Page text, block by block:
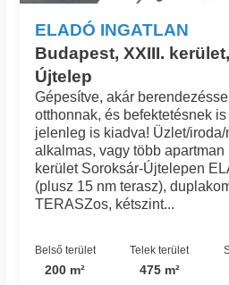
ELADÓ INGATLAN
Budapest, XXIII.
Újtelep
Gépesítve, akár
otthonnak, és befektetésnek
jelenleg is kiadva! Üzlet/
alkalmas, vagy több apartman
kerület Soroksár-Újtelepen
(plusz 15 nm terasz),
TERASZos, kétszint...
Belső terület
200 m²
Telek terület
475 m²